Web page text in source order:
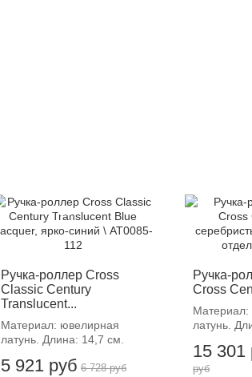
Ручка-роллер Cross
Classic Century
Translucent...
Материал: ювелирная
латунь. Длина: 14,7 см.
5 921 руб
-12%
6 728 руб
Ручка-
Cross
Материал:
латунь.
15 301
-
руб